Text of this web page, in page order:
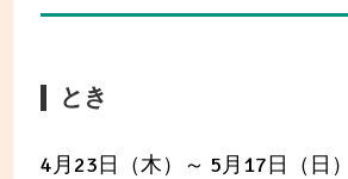
とき
4月23日（木）～ 5月17日（日）